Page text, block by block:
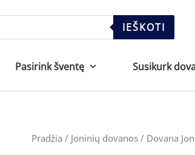
IEŠKOTI
Pasirink šventę Susikurk
Pradžia / Joninių dovanos / Dovana
produkto